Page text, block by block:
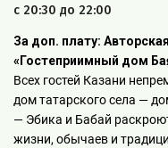
с 20:30 до 22:00
За доп. плату:
«Гостеприимный дом
Всех гостей Казани
дом татарского села —
— Эбика и Бабай
жизни, обычаев и